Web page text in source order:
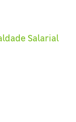
Salarial